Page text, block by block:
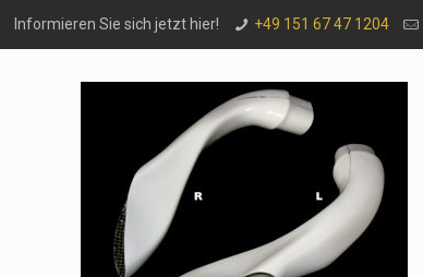
Informieren Sie sich jetzt hier! +49 151 67 47 1204